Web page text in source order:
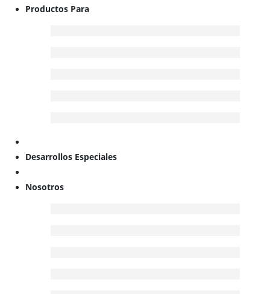
Productos Para
Desarrollos Especiales
Nosotros